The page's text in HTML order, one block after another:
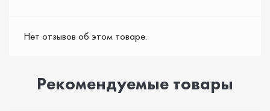
Нет отзывов об этом товаре.
Рекомендуемые товары